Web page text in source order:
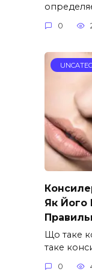
0
Як Його
Що таке
таке
0